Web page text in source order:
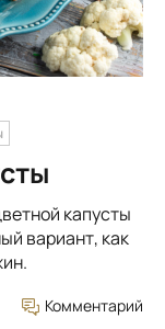
капусты
вариант, как
Комментарий